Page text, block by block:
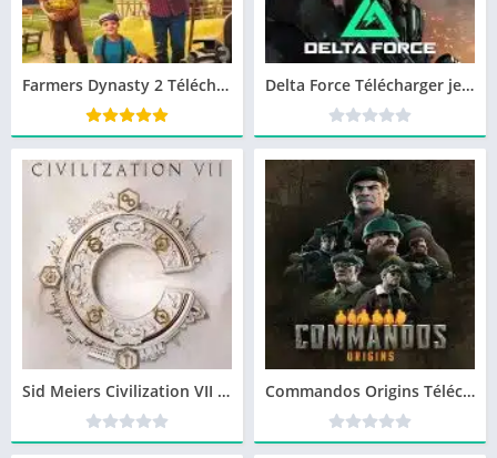
Farmers Dynasty 2 Télécharger jeu PC Delta Force Télécharger jeu PC
Sid Meiers Civilization VII Télécharger jeu PC Commandos Origins Télécharger jeu PC